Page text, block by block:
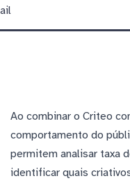
Ao combinar o Criteo
comportamento do
permitem analisar taxa
identificar quais